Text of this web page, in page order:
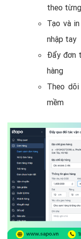
theo
Tạo và
nhập tay
Đẩy đơn
hàng
Theo
mềm